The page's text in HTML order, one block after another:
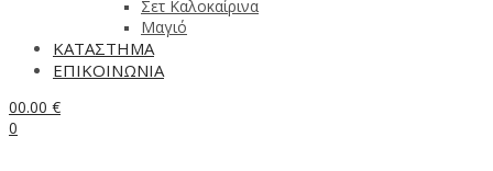
Σετ Καλοκαίρινα
Μαγιό
ΚΑΤΑΣΤΗΜΑ
ΕΠΙΚΟΙΝΩΝΙΑ
00.00 €
0